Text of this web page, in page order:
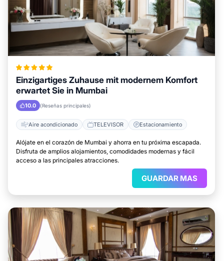
Einzigartiges Zuhause mit modernem Komfort
erwartet Sie in Mumbai
10.0 (Reseñas principales)
Aire acondicionado TELEVISOR Estacionamiento
Alójate en el corazón de Mumbai y ahorra en tu próxima escapada.
Disfruta de amplios alojamientos, comodidades modernas y fácil
acceso a las principales atracciones.
GUARDAR MAS